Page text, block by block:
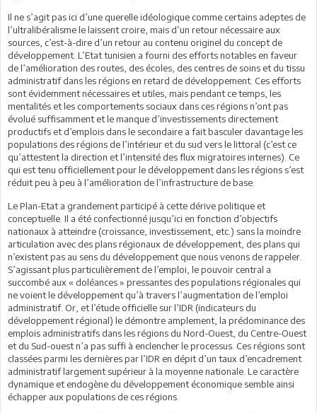
Il ne s’agit pas ici d’une querelle idéologique comme certains adeptes de
l’ultralibéralisme le laissent croire, mais d’un retour nécessaire aux
sources, c’est-à-dire d’un retour au contenu originel du concept de
développement. L’Etat tunisien a fourni des efforts notables en faveur
de l’amélioration des routes, des écoles, des centres de soins et du tissu
administratif dans les régions en retard de développement. Ces efforts
sont évidemment nécessaires et utiles, mais pendant ce temps, les
mentalités et les comportements sociaux dans ces régions n’ont pas
évolué suffisamment et le manque d’investissements directement
productifs et d’emplois dans le secondaire a fait basculer davantage les
populations des régions de l’intérieur et du sud vers le littoral (c’est ce
qu’attestent la direction et l’intensité des flux migratoires internes). Ce
qui est tenu officiellement pour le développement dans les régions s’est
réduit peu à peu à l’amélioration de l’infrastructure de base.
Le Plan-Etat a grandement participé à cette dérive politique et
conceptuelle. Il a été confectionné jusqu’ici en fonction d’objectifs
nationaux à atteindre (croissance, investissement, etc.) sans la moindre
articulation avec des plans régionaux de développement, des plans qui
n’existent pas au sens du développement que nous venons de rappeler.
S’agissant plus particulièrement de l’emploi, le pouvoir central a
succombé aux « doléances » pressantes des populations régionales qui
ne voient le développement qu’à travers l’augmentation de l’emploi
administratif. Or, et l’étude officielle sur l’IDR (indicateurs du
développement régional) le démontre amplement, la prédominance des
emplois administratifs dans les régions du Nord-Ouest, du Centre-Ouest
et du Sud-ouest n’a pas suffi à enclencher le processus. Ces régions sont
classées parmi les dernières par l’IDR en dépit d’un taux d’encadrement
administratif largement supérieur à la moyenne nationale. Le caractère
dynamique et endogène du développement économique semble ainsi
échapper aux populations de ces régions.